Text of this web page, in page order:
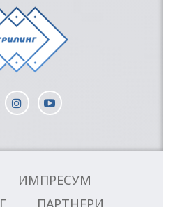
ИМПРЕСУМ
ПАРТНЕРИ